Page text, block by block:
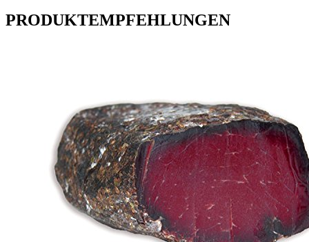
PRODUKTEMPFEHLUNGEN